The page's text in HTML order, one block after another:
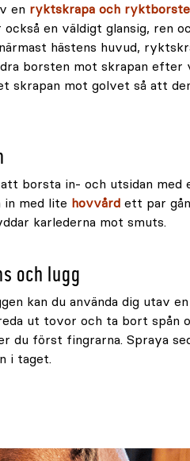
en ryktskrapa och ryktborste
en väldigt glansig, ren
hästens huvud,
borsten mot skrapan efter
skrapan mot golvet så att
att borsta in- och utsidan med
in med lite hovvård ett par
karlederna mot smuts.
och lugg
kan du använda dig utav
ut tovor och ta bort spån
du först fingrarna. Spraya
i taget.